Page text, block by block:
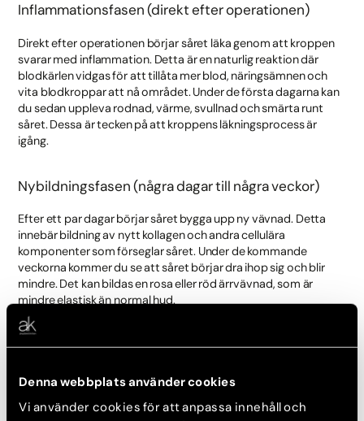
Denna webbplats använder cookies
Vi använder cookies för att anpassa innehåll och
Inflammationsfasen (direkt efter operationen)
Direkt efter operationen börjar såret läka genom att kroppen
svarar med inflammation. Detta är en naturlig reaktion där
blodkärlen vidgas för att tillåta mer blod, näringsämnen och
vita blodkroppar att nå området. Under de första dagarna kan
du sedan uppleva rodnad, värme, svullnad och smärta runt
såret. Dessa är tecken på att kroppens läkningsprocess är
igång.
Nybildningsfasen (några dagar till några veckor)
Efter ett par dagar börjar såret bygga upp ny vävnad. Detta
innebär bildning av nytt kollagen och andra cellulära
komponenter som förseglar såret. Under de kommande
veckorna kommer du se att såret börjar dra ihop sig och blir
mindre. Det kan bildas en rosa eller röd ärrvävnad, som är
mindre elastisk än normal hud.
Mognadsfasen (flera månader till ett år)
Ärrvävnaden börjar mogna efter några veckor till månader och
ärrvävnaden blir starkare och mindre framträdande.